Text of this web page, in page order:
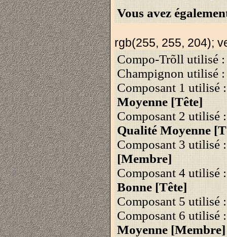
Vous avez
rgb(255, 255, 204);
Compo-Trõll utilisé
Champignon utilisé
Composant 1
Moyenne [Tête]
Composant 2 utilisé
Qualité Moyenne
Composant 3 utilisé
[Membre]
Composant 4 utilisé
Bonne [Tête]
Composant 5 utilisé
Composant 6 utilisé
Moyenne [Membre]